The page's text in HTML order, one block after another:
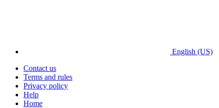
English (US)
Contact us
Terms and rules
Privacy policy
Help
Home